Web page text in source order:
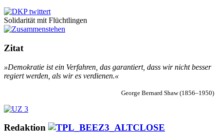
Solidarität mit Flüchtlingen
Zitat
»Demokratie ist ein Verfahren, das garantiert, dass wir nicht besser
regiert werden, als wir es verdienen.«
George Bernard Shaw (1856–1950)
Redaktion